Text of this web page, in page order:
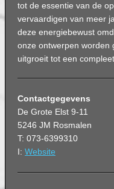
tot de essentie van de
vervaardigen van meer
deze energiebewust
onze ontwerpen worden
uitgroeit tot een
Contactgegevens
De Grote Elst 9-11
5246 JM Rosmalen
T: 073-6399310
I: Website